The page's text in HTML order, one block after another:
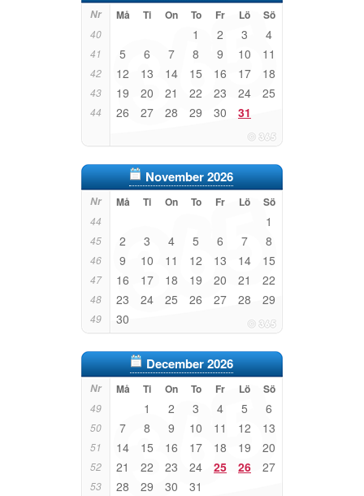
Nr Må Ti On To Fr Lö Sö
40 1 2 3 4
41 5 6 7 8 9 10 11
42 12 13 14 15 16 17 18
43 19 20 21 22 23 24 25
44 26 27 28 29 30 31
November 2026
Nr Må Ti On To Fr Lö Sö
44 1
45 2 3 4 5 6 7 8
46 9 10 11 12 13 14 15
47 16 17 18 19 20 21 22
48 23 24 25 26 27 28 29
49 30
December 2026
Nr Må Ti On To Fr Lö Sö
49 1 2 3 4 5 6
50 7 8 9 10 11 12 13
51 14 15 16 17 18 19 20
52 21 22 23 24 25 26 27
53 28 29 30 31